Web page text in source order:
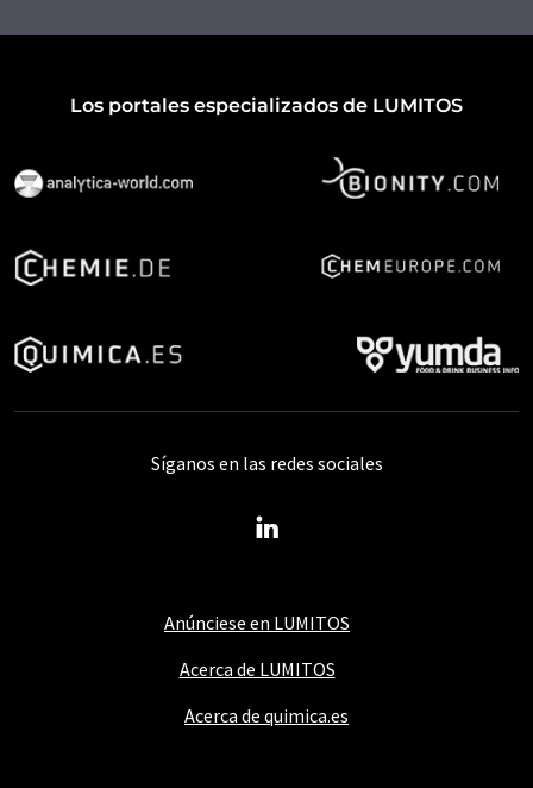
Los portales especializados de LUMITOS
Anúnciese en LUMITOS
Acerca de LUMITOS
Acerca de quimica.es
Síganos en las redes sociales